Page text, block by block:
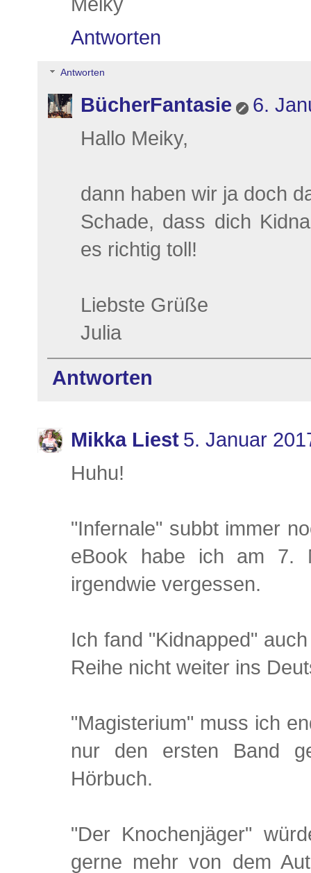
Meiky
Antworten
Antworten
BücherFantasie
6.
Hallo Meiky,
dann haben wir ja doch
Schade, dass dich
es richtig toll!
Liebste Grüße
Julia
Antworten
Mikka Liest 5. Januar
Huhu!
"Infernale" subbt immer
eBook habe ich am 7.
irgendwie vergessen.
Ich fand "Kidnapped"
Reihe nicht weiter ins
"Magisterium" muss ich
nur den ersten Band
Hörbuch.
"Der Knochenjäger"
gerne mehr von dem